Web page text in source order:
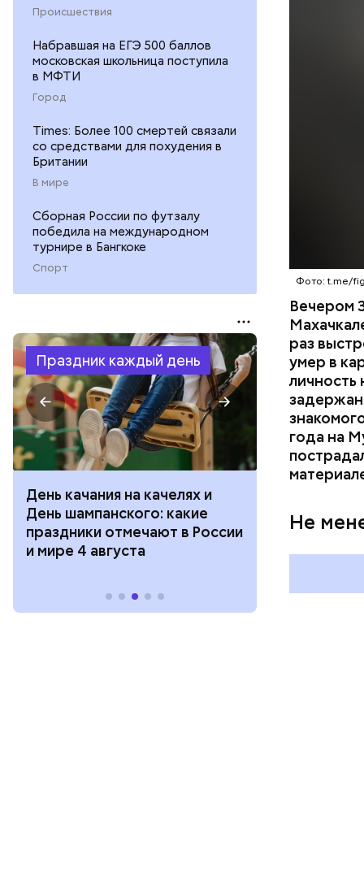
Происшествия
Набравшая на ЕГЭ 500 баллов
московская школьница поступила
в МФТИ
Город
Times: Более 100 смертей связали
со средствами для похудения в
Британии
В мире
Сборная России по футзалу
победила на международном
турнире в Бангкоке
Спорт
Праздник каждый день
День качания на качелях и
День шампанского: какие
праздники отмечают в России
и мире 4 августа
с зеркалом:
отмечают в
августа
Фото: t.me/
Вечером
раз
умер в
года на
Не
Вечером
жилого
менее
скорую